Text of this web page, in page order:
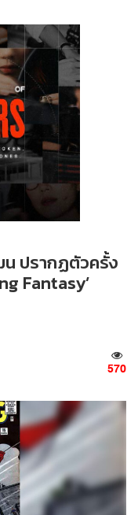
น ปรากฏตัวครั้ง
Fantasy’
570